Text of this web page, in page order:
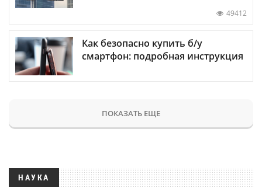
49412
Как безопасно купить б/у
смартфон: подробная инструкция
ПОКАЗАТЬ ЕЩЕ
НАУКА